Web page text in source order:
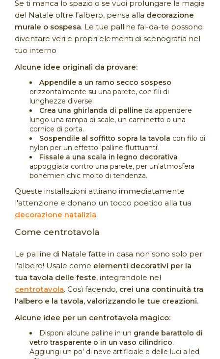
Se ti manca lo spazio o se vuoi prolungare la magia
del Natale oltre l’albero, pensa alla decorazione
murale o sospesa. Le tue palline fai-da-te possono
diventare veri e propri elementi di scenografia nel
tuo interno
Alcune idee originali da provare:
Appendile a un ramo secco sospeso
orizzontalmente su una parete, con fili di
lunghezze diverse.
Crea una ghirlanda di palline da appendere
lungo una rampa di scale, un caminetto o una
cornice di porta.
Sospendile al soffitto sopra la tavola con filo di
nylon per un effetto 'palline fluttuanti'.
Fissale a una scala in legno decorativa
appoggiata contro una parete, per un'atmosfera
bohémien chic molto di tendenza.
Queste installazioni attirano immediatamente
l'attenzione e donano un tocco poetico alla tua
decorazione natalizia.
Come centrotavola
Le palline di Natale fatte in casa non sono solo per
l'albero! Usale come elementi decorativi per la
tua tavola delle feste, integrandole nel
centrotavola. Così facendo, crei una continuità tra
l'albero e la tavola, valorizzando le tue creazioni.
Alcune idee per un centrotavola magico:
Disponi alcune palline in un grande barattolo di
vetro trasparente o in un vaso cilindrico.
Aggiungi un po' di neve artificiale o delle luci a led